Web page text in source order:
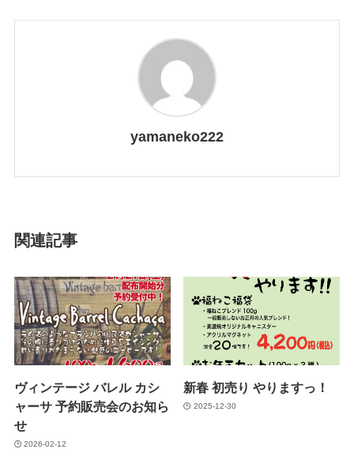
yamaneko222
関連記事
ヴィンテージ バレル カシ
ャーサ 予約販売会のお知ら
せ
2026-02-12
新春 初売り やりますっ！
2025-12-30